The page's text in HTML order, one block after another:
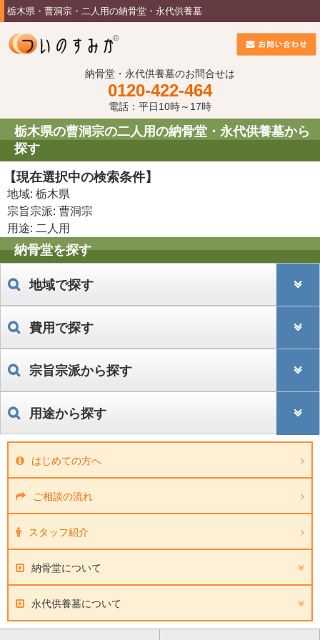
栃木県・曹洞宗・二人用の納骨堂・永代供養墓
納骨堂・永代供養墓のお問合せは
0120-422-464
電話：平日10時～17時
栃木県の曹洞宗の二人用の納骨堂・永代供養墓から
探す
【現在選択中の検索条件】
地域: 栃木県
宗旨宗派: 曹洞宗
用途: 二人用
納骨堂を探す
地域で探す
費用で探す
宗旨宗派から探す
用途から探す
はじめての方へ
ご相談の流れ
スタッフ紹介
納骨堂について
永代供養墓について